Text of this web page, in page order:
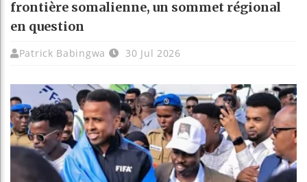
frontière somalienne, un sommet régional
en question
Patrick Babingwa 30 Jul 2026